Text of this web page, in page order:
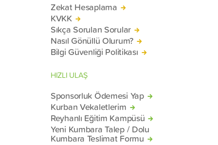
Zekat Hesaplama
KVKK
Sıkça Sorulan Sorular
Nasıl Gönüllü Olurum?
Bilgi Güvenliği Politikası
HIZLI ULAŞ
Sponsorluk Ödemesi Yap
Kurban Vekaletlerim
Reyhanlı Eğitim Kampüsü
Yeni Kumbara Talep / Dolu
Kumbara Teslimat Formu